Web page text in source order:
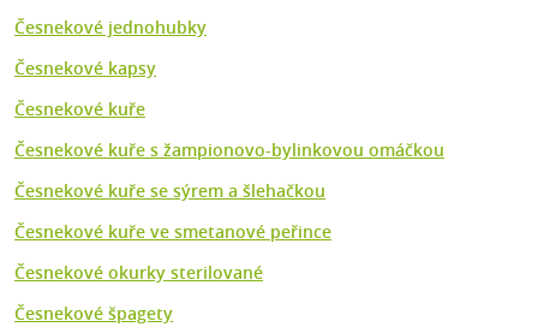
Česnekové jednohubky
Česnekové kapsy
Česnekové kuře
Česnekové kuře s žampionovo-bylinkovou omáčkou
Česnekové kuře se sýrem a šlehačkou
Česnekové kuře ve smetanové peřince
Česnekové okurky sterilované
Česnekové špagety